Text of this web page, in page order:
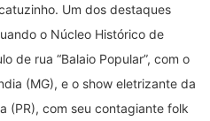
Um dos destaques
o Núcleo Histórico de
de rua “Balaio Popular”, com o
(MG), e o show eletrizante da
(PR), com seu contagiante folk